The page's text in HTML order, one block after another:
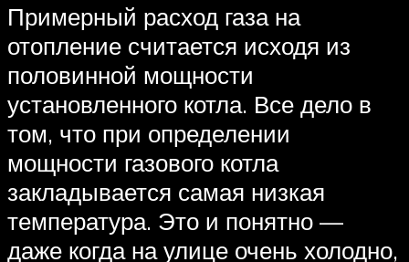
Примерный расход газа на
отопление считается исходя из
половинной мощности
установленного котла. Все дело в
том, что при определении
мощности газового котла
закладывается самая низкая
температура. Это и понятно —
даже когда на улице очень холодно,